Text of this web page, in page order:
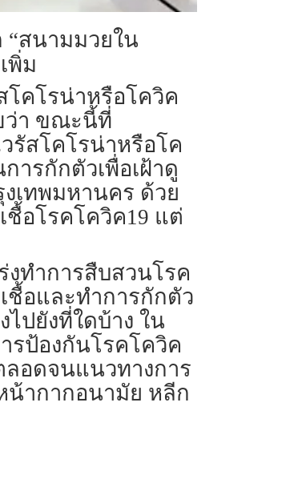
“สนามมวยใน
พิ่ม
โคโรน่าหรือโควิค
ว่า ขณะนี้ที่
รัสโคโรน่าหรือโค
ารกักตัวเพื่อเฝ้าดู
เทพมหานคร ด้วย
อโรคโควิค19 แต่
ทำการสืบสวนโรค
ชื้อและทำการกักตัว
ปยังที่ใดบ้าง ใน
รป้องกันโรคโควิค
ลอดจนแนวทางการ
น้ากากอนามัย หลีก